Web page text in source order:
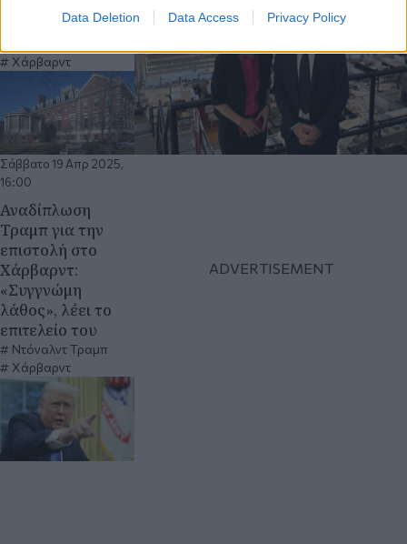
Data Deletion Data Access Privacy Policy
δικαιωμάτων
Χάρβαρντ
Σάββατο 19 Απρ 2025,
16:00
Αναδίπλωση
Τραμπ για την
επιστολή στο
Χάρβαρντ:
«Συγγνώμη
λάθος», λέει το
επιτελείο του
Ντόναλντ Τραμπ
Χάρβαρντ